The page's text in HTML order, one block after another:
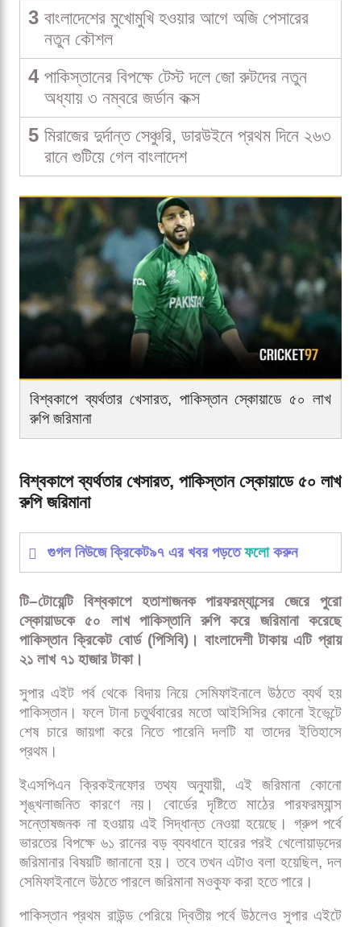
3 বাংলাদেশের মুখোমুখি হওয়ার আগে অজি পেসারের
নতুন কৌশল
4 পাকিস্তানের বিপক্ষে টেস্ট দলে জো রুটদের নতুন
অধ্যায় ৩ নম্বরে জর্ডান কক্স
5 মিরাজের দুর্দান্ত সেঞ্চুরি, ডারউইনে প্রথম দিনে ২৬৩
রানে গুটিয়ে গেল বাংলাদেশ
বিশ্বকাপে ব্যর্থতার খেসারত, পাকিস্তান স্কোয়াডে ৫০ লাখ
রুপি জরিমানা
বিশ্বকাপে ব্যর্থতার খেসারত, পাকিস্তান স্কোয়াডে ৫০ লাখ
রুপি জরিমানা
গুগল নিউজে ক্রিকেট৯৭ এর খবর পড়তেফলোকরুন
টি–টোয়েন্টি বিশ্বকাপে হতাশাজনক পারফরম্যান্সের জেরে পুরো
স্কোয়াডকে ৫০ লাখ পাকিস্তানি রুপি করে জরিমানা করেছে
পাকিস্তান ক্রিকেট বোর্ড (পিসিবি)। বাংলাদেশী টাকায় এটি প্রায়
২১ লাখ ৭১ হাজার টাকা।
সুপার এইট পর্ব থেকে বিদায় নিয়ে সেমিফাইনালে উঠতে ব্যর্থ হয়
পাকিস্তান। ফলে টানা চতুর্থবারের মতো আইসিসির কোনো ইভেন্টে
শেষ চারে জায়গা করে নিতে পারেনি দলটি যা তাদের ইতিহাসে
প্রথম।
ইএসপিএন ক্রিকইনফোর তথ্য অনুযায়ী, এই জরিমানা কোনো
শৃঙ্খলাজনিত কারণে নয়। বোর্ডের দৃষ্টিতে মাঠের পারফরম্যান্স
সন্তোষজনক না হওয়ায় এই সিদ্ধান্ত নেওয়া হয়েছে। গ্রুপ পর্বে
ভারতের বিপক্ষে ৬১ রানের বড় ব্যবধানে হারের পরই খেলোয়াড়দের
জরিমানার বিষয়টি জানানো হয়। তবে তখন এটাও বলা হয়েছিল, দল
সেমিফাইনালে উঠতে পারলে জরিমানা মওকুফ করা হতে পারে।
পাকিস্তান প্রথম রাউন্ড পেরিয়ে দ্বিতীয় পর্বে উঠলেও সুপার এইটে